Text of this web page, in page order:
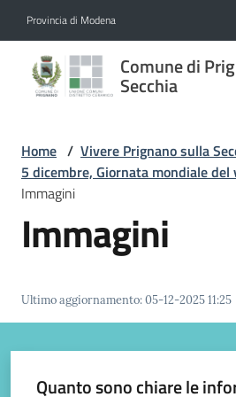
Provincia di Modena
Comune di
Secchia
Comune
di
sulla
Secchia
Amministrazione
Novità
Vivere
Home / Vivere Prignano sulla
5 dicembre, Giornata mondiale
Immagini
Immagini
Ultimo aggiornamento:05-12-2025 11:25
Quanto sono chiare le